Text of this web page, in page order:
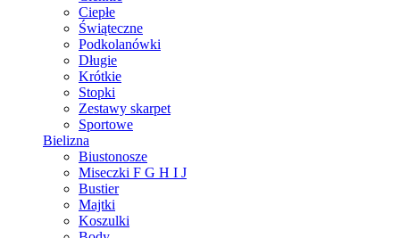
Ciepłe
Świąteczne
Podkolanówki
Długie
Krótkie
Stopki
Zestawy skarpet
Sportowe
Bielizna
Biustonosze
Miseczki F G H I J
Bustier
Majtki
Koszulki